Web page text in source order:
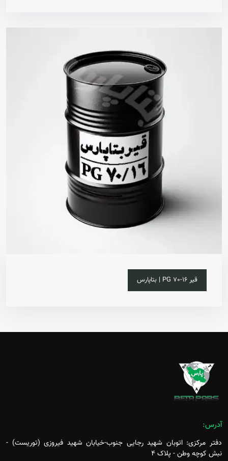
خرید آنلاین
قیر 16-70 PG | بتاپارس
آدرس:
دفتر مرکزی: اتوبان شهید رجایی جنوب-خیابان شهید فیروزی (توریست) -
نبش کوچه وطن - پلاک ۴